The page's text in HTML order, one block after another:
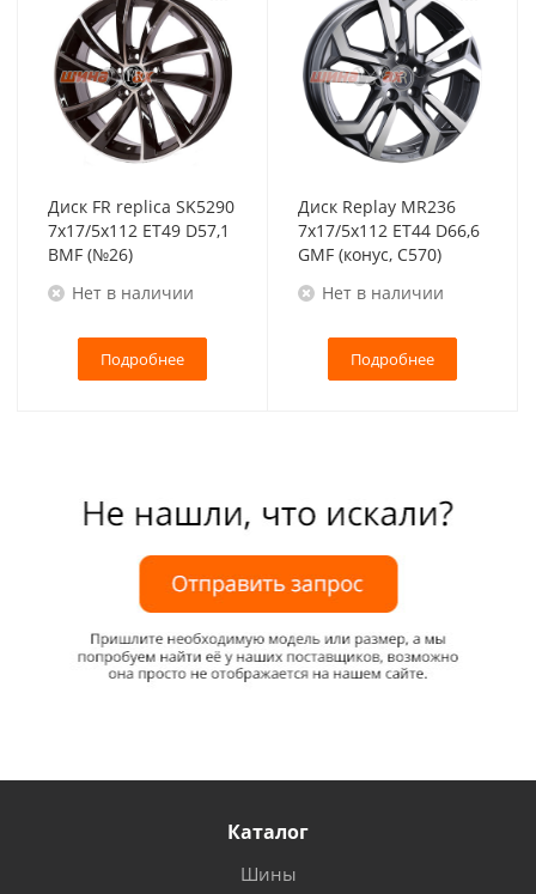
Диск FR replica SK5290
7x17/5x112 ET49 D57,1
BMF (№26)
Нет в наличии
Подробнее
Диск Replay MR236
7x17/5x112 ET44 D66,6
GMF (конус, C570)
Нет в наличии
Подробнее
Каталог
Шины